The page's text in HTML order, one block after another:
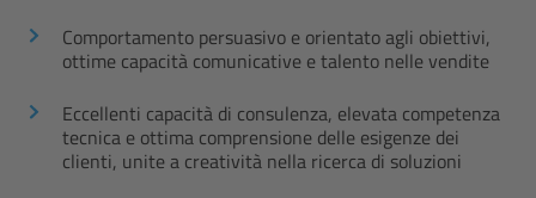
Comportamento persuasivo e orientato agli obiettivi,
ottime capacità comunicative e talento nelle vendite
Eccellenti capacità di consulenza, elevata competenza
tecnica e ottima comprensione delle esigenze dei
clienti, unite a creatività nella ricerca di soluzioni